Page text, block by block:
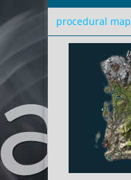
procedural map